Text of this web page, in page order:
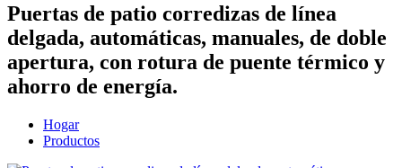
Puertas de patio corredizas de línea
delgada, automáticas, manuales, de doble
apertura, con rotura de puente térmico y
ahorro de energía.
Hogar
Productos